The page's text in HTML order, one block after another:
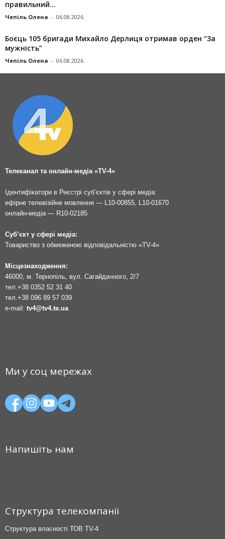
правильний...
Чепіль Олена - 06.08.2026
Боєць 105 бригади Михайло Дерлиця отримав орден “За
мужність”
Чепіль Олена - 06.08.2026
Телеканал та онлайн-медіа «TV-4»
Ідентифікатори в Реєстрі суб’єктів у сфері медіа:
ефірне телевізійне мовлення — L10-00855, L10-01670
онлайн-медіа — R10-02185
Суб’єкт у сфері медіа:
Товариство з обмеженою відповідальністю «TV-4»
Місцезнаходження:
46000, м. Тернопіль, вул. Сагайдачного, 2/7
тел. +38 0352 52 31 40
тел. +38 096 89 57 039
e-mail: tv4@tv4.te.ua
Ми у соц мережах
Напишіть нам
Структура телекомпанії
Структура власності ТОВ TV-4